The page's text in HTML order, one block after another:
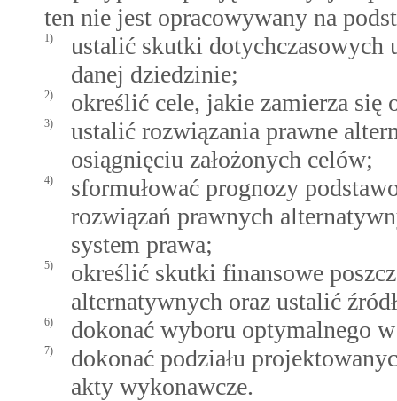
ten nie jest opracowywany na
1)
ustalić skutki dotychczasowych
danej dziedzinie;
2) określić cele, jakie zamierza się
3)
ustalić rozwiązania prawne
osiągnięciu założonych celów;
4)
sformułować prognozy
rozwiązań prawnych
system prawa;
5)
określić skutki finansowe
alternatywnych oraz ustalić
6) dokonać wyboru optymalnego
7)
dokonać podziału
akty wykonawcze.